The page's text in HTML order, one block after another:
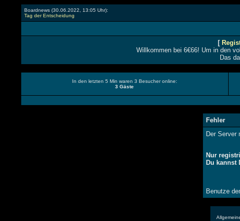
Boardnews (30.06.2022, 13:05 Uhr):
Tag der Entscheidung
[
Willkommen bei 6€66! Um in den
Das
In den letzten 5 Min waren 3 Besucher online:
3 Gäste
Fehler
Der Server
Nur
Du kannst
Benutze